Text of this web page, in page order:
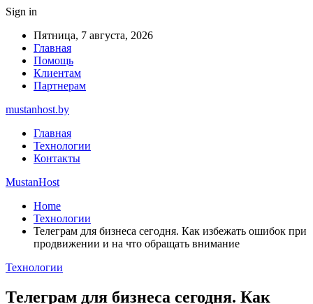
Sign in
Пятница, 7 августа, 2026
Главная
Помощь
Клиентам
Партнерам
mustanhost.by
Главная
Технологии
Контакты
MustanHost
Home
Технологии
Телеграм для бизнеса сегодня. Как избежать ошибок при
продвижении и на что обращать внимание
Технологии
Телеграм для бизнеса сегодня. Как